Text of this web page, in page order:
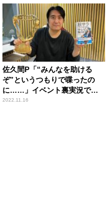
佐久間P「“みんなを助ける
ぞ”というつもりで喋ったの
に……」イベント裏実況でい
じられまくった“問題”の真相
2022.11.16